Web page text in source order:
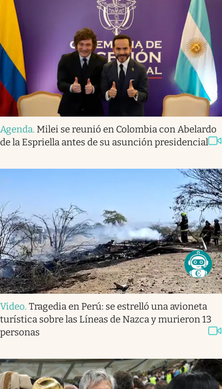
Agenda. Milei se reunió en Colombia con Abelardo
de la Espriella antes de su asunción presidencial
Video. Tragedia en Perú: se estrelló una avioneta
turística sobre las Líneas de Nazca y murieron 13
personas